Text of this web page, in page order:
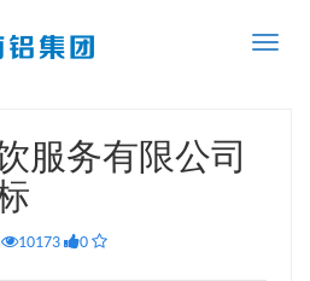
Toggle
服务有限公司
10173 0